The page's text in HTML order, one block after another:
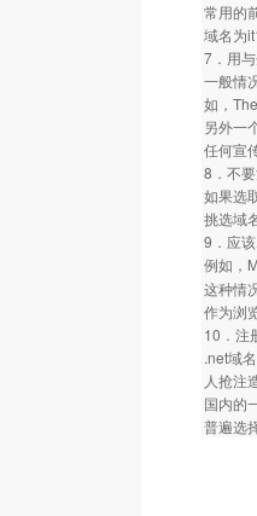
常用的
域名为
7．用
一般情
如，
另外一
任何宣
8．不
如果选
挑选域
9．应
例如，
这种情
作为浏
10．注
.net域
人抢注
国内的
普遍选